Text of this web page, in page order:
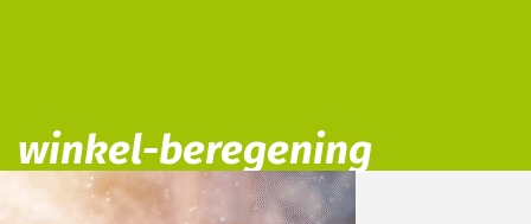
winkel-beregening